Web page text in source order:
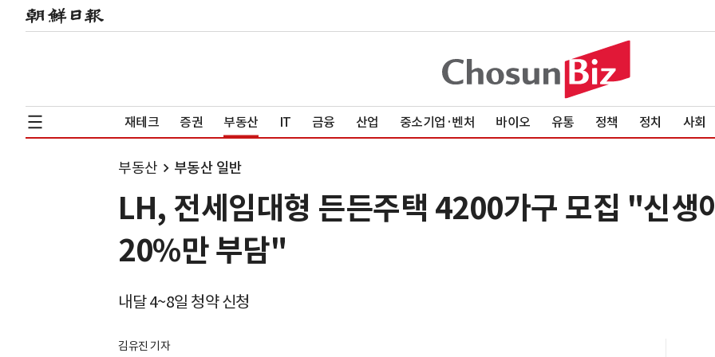
재테크 증권 부동산 IT 금융 산업 중소기업·벤처 바이오 유통 정책 정치 사회
부동산 부동산 일반
LH, 전세임대형 든든주택 4200가구 모집 "신생
20%만 부담"
내달 4~8일 청약 신청
김유진 기자